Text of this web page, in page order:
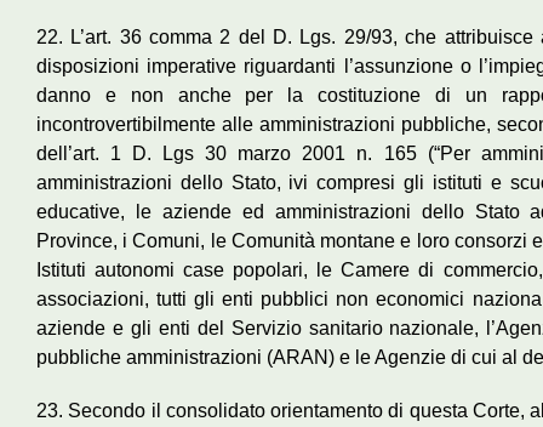
22. L’art. 36 comma 2 del D. Lgs. 29/93, che
disposizioni imperative riguardanti l’assunzione o
danno e non anche per la costituzione di un
incontrovertibilmente alle amministrazioni pubbliche,
dell’art. 1 D. Lgs 30 marzo 2001 n. 165 (“Per
amministrazioni dello Stato, ivi compresi gli istituti e
educative, le aziende ed amministrazioni dello Stato
Province, i Comuni, le Comunità montane e loro consorzi
Istituti autonomi case popolari, le Camere di
associazioni, tutti gli enti pubblici non economici
aziende e gli enti del Servizio sanitario nazionale,
pubbliche amministrazioni (ARAN) e le Agenzie di cui al
23. Secondo il consolidato orientamento di questa Corte,